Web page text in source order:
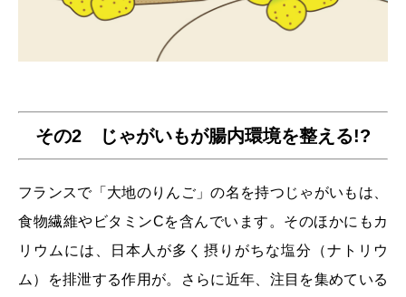
その2 じゃがいもが腸内環境を整える!?
フランスで「大地のりんご」の名を持つじゃがいもは、
食物繊維やビタミンCを含んでいます。そのほかにもカ
リウムには、日本人が多く摂りがちな塩分（ナトリウ
ム）を排泄する作用が。さらに近年、注目を集めている